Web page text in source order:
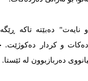
دەبێتە تاکە
و کردار دەکوژێت.
دەربازبوون لە ئێستا.